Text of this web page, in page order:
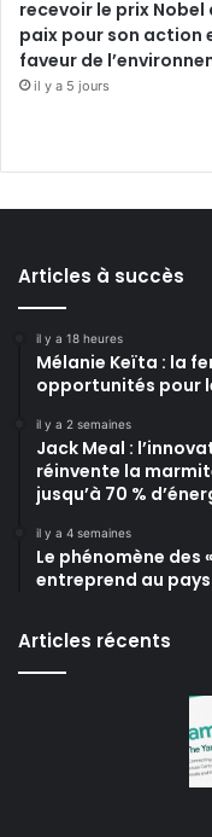
recevoir le prix Nobel
paix pour son action
faveur de
il y a 5 jours
Articles à succès
il y a 18 heures
Mélanie Keïta : la
opportunités pour
il y a 2 semaines
Jack Meal :
réinvente la
jusqu’à 70 %
il y a 4 semaines
Le phénomène des
entreprend au pays
Articles récents